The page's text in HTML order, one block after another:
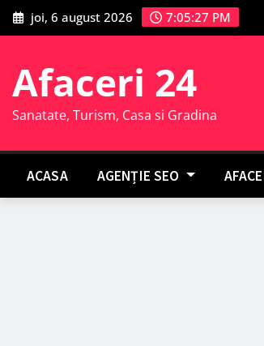
Skip
to
joi, 6 august 2026 7:05:28 PM
Afaceri 24
Sanatate, Turism, Casa si Gradina
ACASA AGENȚIE SEO